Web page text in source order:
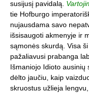
susijusį pavidalą.
tie Hofburgo
nujausdama savo
išsisaugoti akmenyje ir
sąmonės skurdą. Visa
pažaliavusi prabanga
Išmaniojo Idioto ausinių
dėlto jaučiu, kaip
skruostus užlieja